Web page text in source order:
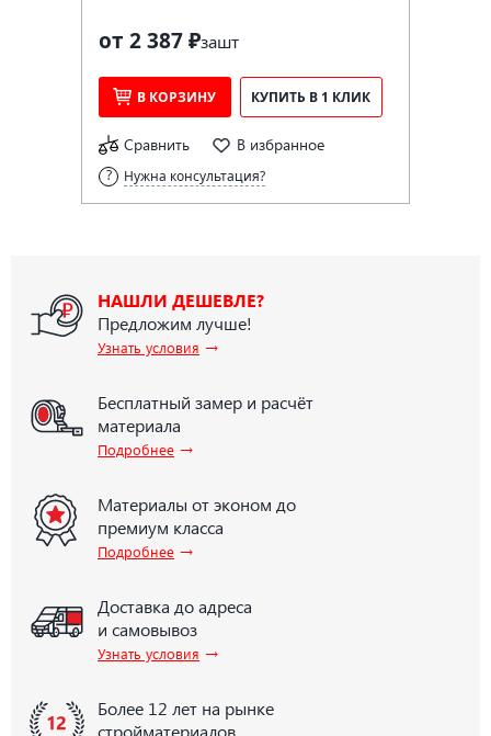
от 2 387 ₽зашт
В КОРЗИНУ КУПИТЬ В 1 КЛИК
Сравнить В избранное
Нужна консультация?
НАШЛИ ДЕШЕВЛЕ?
Предложим лучше!
Узнать условия →
Бесплатный замер и расчёт
материала
Подробнее →
Материалы от эконом до
премиум класса
Подробнее →
Доставка до адреса
и самовывоз
Узнать условия →
Более 12 лет на рынке
стройматериалов